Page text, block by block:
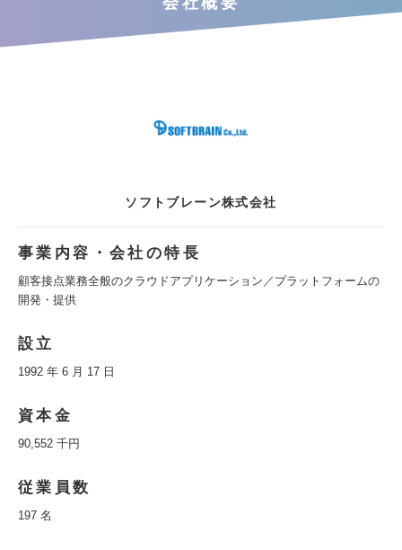
ソフトブレーン株式会社
事業内容・会社の特長
顧客接点業務全般のクラウドアプリケーション／プラットフォームの
開発・提供
設立
1992 年 6 月 17 日
資本金
90,552 千円
従業員数
197 名